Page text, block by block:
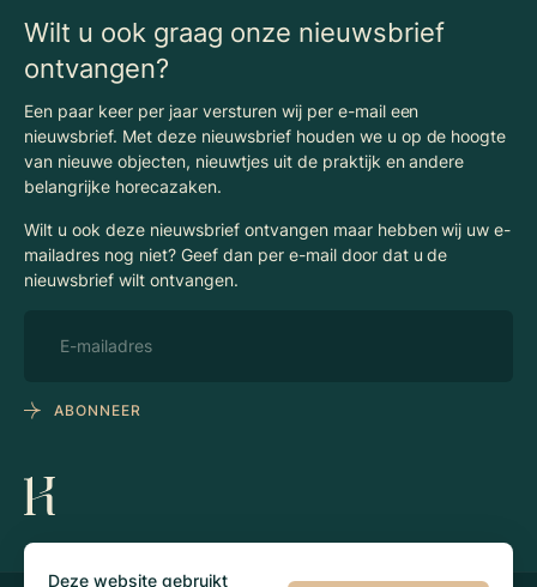
Deze website gebruikt
Wilt u ook graag onze nieuwsbrief
ontvangen?
Een paar keer per jaar versturen wij per e-mail een
nieuwsbrief. Met deze nieuwsbrief houden we u op de hoogte
van nieuwe objecten, nieuwtjes uit de praktijk en andere
belangrijke horecazaken.
Wilt u ook deze nieuwsbrief ontvangen maar hebben wij uw e-
mailadres nog niet? Geef dan per e-mail door dat u de
nieuwsbrief wilt ontvangen.
ABONNEER